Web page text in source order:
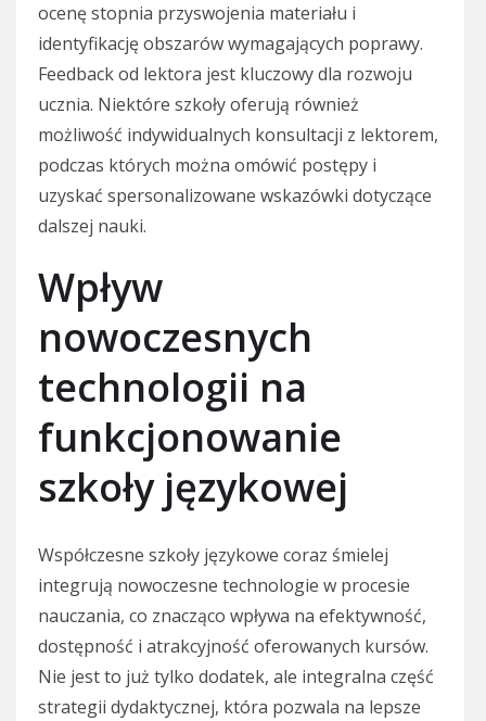
ocenę stopnia przyswojenia materiału i
identyfikację obszarów wymagających poprawy.
Feedback od lektora jest kluczowy dla rozwoju
ucznia. Niektóre szkoły oferują również
możliwość indywidualnych konsultacji z lektorem,
podczas których można omówić postępy i
uzyskać spersonalizowane wskazówki dotyczące
dalszej nauki.
Wpływ
nowoczesnych
technologii na
funkcjonowanie
szkoły językowej
Współczesne szkoły językowe coraz śmielej
integrują nowoczesne technologie w procesie
nauczania, co znacząco wpływa na efektywność,
dostępność i atrakcyjność oferowanych kursów.
Nie jest to już tylko dodatek, ale integralna część
strategii dydaktycznej, która pozwala na lepsze